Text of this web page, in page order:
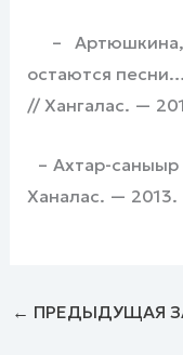
–
остаются
// Хангалас. —
– Ахтар-саныыр
Ханалас. —
← ПРЕДЫДУЩАЯ